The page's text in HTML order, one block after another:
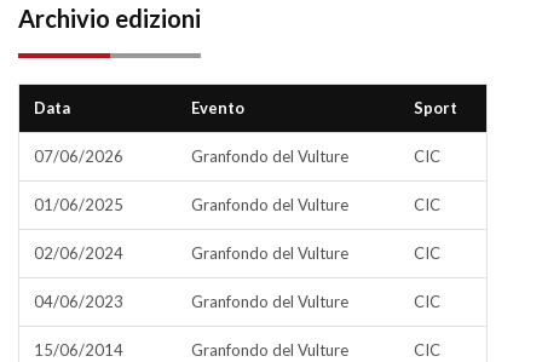
Archivio edizioni
Data Evento Sport
07/06/2026 Granfondo del Vulture CIC
01/06/2025 Granfondo del Vulture CIC
02/06/2024 Granfondo del Vulture CIC
04/06/2023 Granfondo del Vulture CIC
15/06/2014 Granfondo del Vulture CIC